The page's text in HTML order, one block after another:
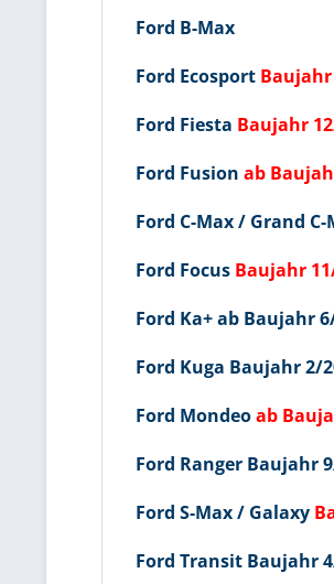
Ford B-Max
Ford Ecosport Baujahr
Ford Fiesta Baujahr
Ford Fusion ab
Ford C-Max / Grand C-
Ford Focus Baujahr
Ford Ka+ ab Baujahr
Ford Kuga Baujahr 2/
Ford Mondeoab
Ford Ranger Baujahr
Ford S-Max / Galaxy
Ford Transit Baujahr